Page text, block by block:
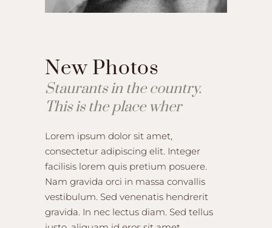
New Photos
Staurants in the country.
This is the place wher
Lorem ipsum dolor sit amet,
consectetur adipiscing elit. Integer
facilisis lorem quis pretium posuere.
Nam gravida orci in massa convallis
vestibulum. Sed venenatis hendrerit
gravida. In nec lectus diam. Sed tellus